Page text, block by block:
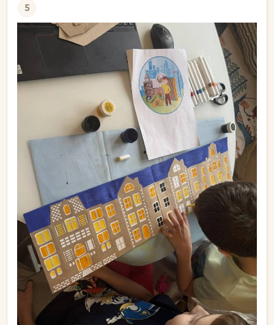
5